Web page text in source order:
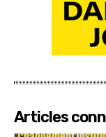
Articles